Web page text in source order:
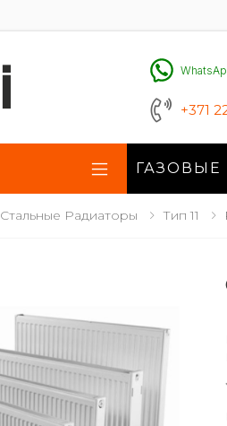
+371
ГАЗОВЫЕ
Стальные Радиаторы Тип 11